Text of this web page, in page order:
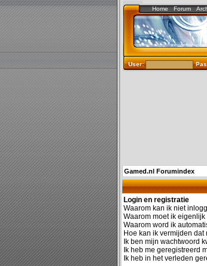
Home Forum
User:
Gamed.nl Forumindex
Login en registratie
Waarom kan ik niet
Waarom moet ik
Waarom word ik
Hoe kan ik vermijden
Ik ben mijn wachtwoord
Ik heb me geregistreerd
Ik heb in het verleden